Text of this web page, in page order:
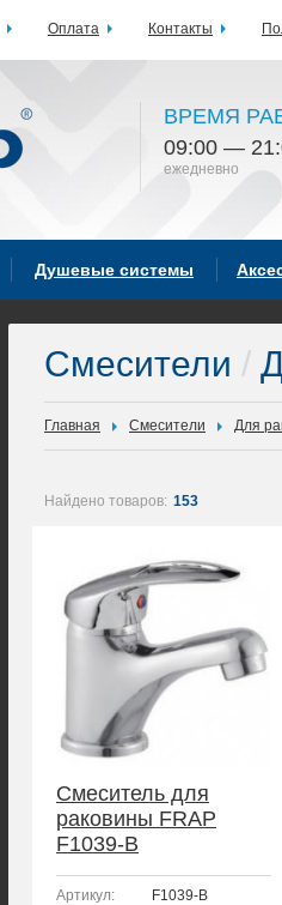
ВРЕМЯ
09:00 —
ежедневно
Душевые системы
Смесители /
Главная Смесители Для
Найдено товаров: 153
Смеситель для
раковины FRAP
F1039-B
Артикул:
F1039-B
Оплата Контакты